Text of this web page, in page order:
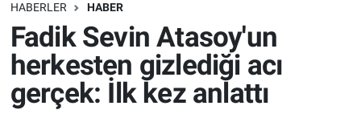
HABERLER HABER
Fadik Sevin Atasoy'un
herkesten gizlediği acı
gerçek: İlk kez anlattı
Bilim turu
Bilim ve Teknoloji Evreni
Doğa Konuşuyor
Dünya
Teknoloji
Sağlık
Trafik Durumu
Süper Lig Puan Durumu ve Fikstür
Tüm Manşetler